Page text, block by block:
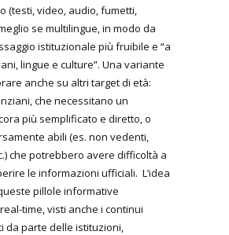
(testi, video, audio, fumetti,
se multilingue, in modo da
istituzionale più fruibile e “a
lingue e culture”. Una variante
anche su altri target di età:
che necessitano un
più semplificato e diretto, o
abili (es. non vedenti,
che potrebbero avere difficoltà a
le informazioni ufficiali. L’idea
pillole informative
time, visti anche i continui
da parte delle istituzioni,